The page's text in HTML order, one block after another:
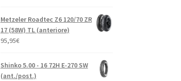
Metzeler Roadtec Z6 120/70 ZR
17 (58W) TL (anteriore)
95,95€
Shinko 5.00 - 16 72H E-270 SW
(ant./post.)